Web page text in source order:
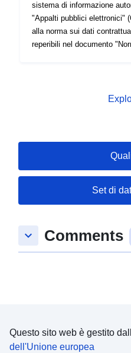
sistema di informazione
"Appalti pubblici elettronici"
alla norma sui dati
reperibili nel documento
https://www2.aop.bg/e-
Set di
keyboard_arrow_down Comments
Questo sito web è gestito
dell'Unione europea